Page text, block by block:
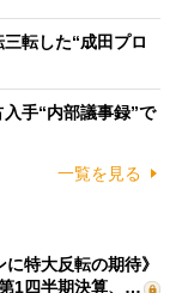
転した“成田プロ
入手“内部議事録”で
一覧を見る
特大反転の期待》
1四半期決算、…